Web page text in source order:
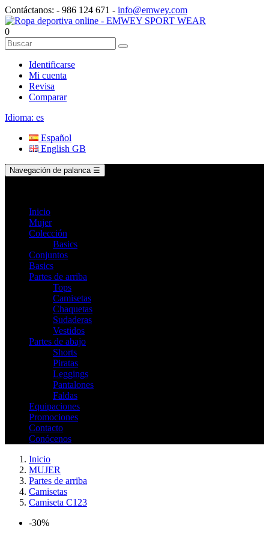
Contáctanos: - 986 124 671 - info@emwey.com
0
Identificarse
Mi cuenta
Revisa
Comparar
Idioma: es
Español
English GB
Navegación de palanca ☰
Inicio
Mujer
Colección
Basics
Conjuntos
Basics
Partes de arriba
Tops
Camisetas
Chaquetas
Sudaderas
Vestidos
Partes de abajo
Shorts
Piratas
Leggings
Pantalones
Faldas
Equipaciones
Promociones
Contacto
Conócenos
Inicio
MUJER
Partes de arriba
Camisetas
Camiseta C123
-30%